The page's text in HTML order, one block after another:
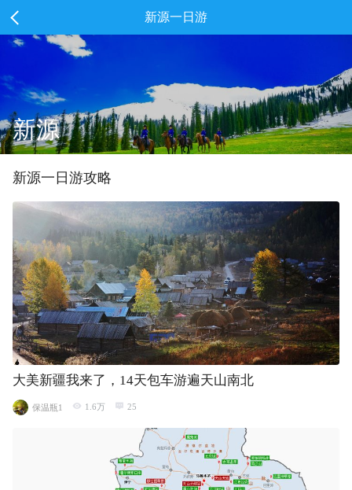
新源一日游
新源
新源一 日游攻略
大美新疆我来了，14天包车游遍天山南北
保温瓶1 1.6万 25